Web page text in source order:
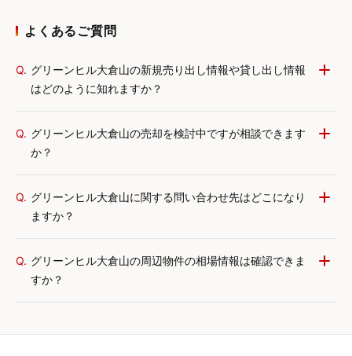
よくあるご質問
Q. グリーンヒル大倉山の新規売り出し情報や貸し出し情報
はどのように知れますか？
Q. グリーンヒル大倉山の売却を検討中ですが相談できます
か？
Q. グリーンヒル大倉山に関する問い合わせ先はどこになり
ますか？
Q. グリーンヒル大倉山の周辺物件の相場情報は確認できま
すか？